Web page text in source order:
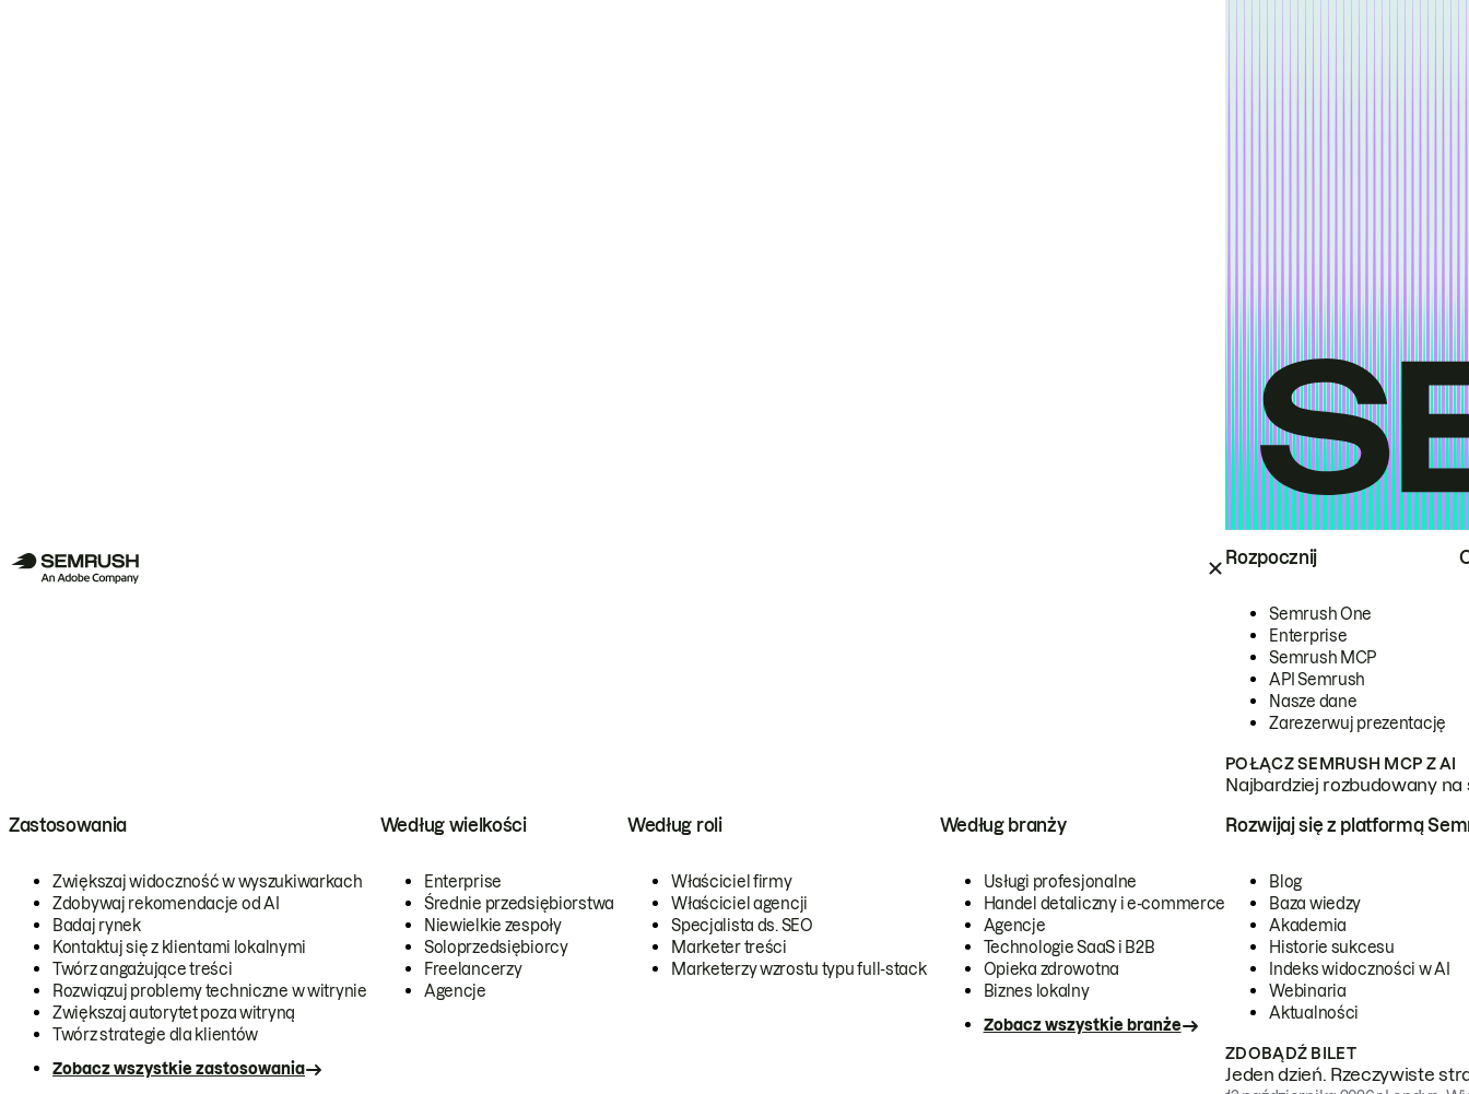
Rozpocznij
Semrush One
Enterprise
Semrush MCP
API Semrush
Nasze dane
Zarezerwuj prezentację
POŁĄCZ SEMRUSH MCP Z AI
Najbardziej rozbudowany
Zastosowania
Zwiększaj widoczność w wyszukiwarkach
Zdobywaj rekomendacje od AI
Badaj rynek
Kontaktuj się z klientami lokalnymi
Twórz angażujące treści
Rozwiązuj problemy techniczne w witrynie
Zwiększaj autorytet poza witryną
Twórz strategie dla klientów
Zobacz wszystkie zastosowania
Według wielkości
Enterprise
Średnie przedsiębiorstwa
Niewielkie zespoły
Soloprzedsiębiorcy
Freelancerzy
Agencje
Według roli
Właściciel firmy
Właściciel agencji
Specjalista ds. SEO
Marketer treści
Marketerzy wzrostu typu full-stack
Według branży
Usługi profesjonalne
Handel detaliczny i e-commerce
Agencje
Technologie SaaS i B2B
Opieka zdrowotna
Biznes lokalny
Zobacz wszystkie branże
Rozwijaj się z platformą
Blog
Baza wiedzy
Akademia
Historie sukcesu
Indeks widoczności w AI
Webinaria
Aktualności
ZDOBĄDŹ BILET
Jeden dzień. Rzeczywiste